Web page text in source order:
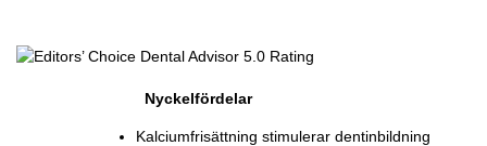
Nyckelfördelar
Kalciumfrisättning stimulerar dentinbildning